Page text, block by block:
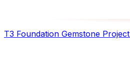
T3 Foundation Gemstone Project